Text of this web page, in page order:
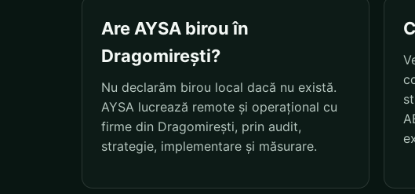
Are AYSA birou în
Dragomirești?
Nu declarăm birou local dacă nu există.
AYSA lucrează remote și operațional cu
firme din Dragomirești, prin audit,
strategie, implementare și măsurare.